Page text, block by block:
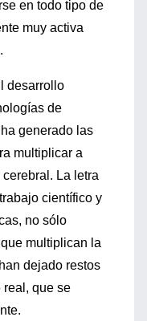
en todo tipo de
muy activa
desarrollo
de
generado las
multiplicar a
La letra
científico y
no sólo
multiplican la
dejado restos
real, que se